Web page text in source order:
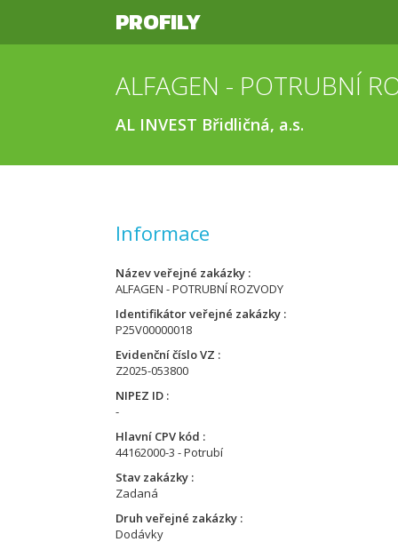
PROFILY
ALFAGEN - POTRUBNÍ
AL INVEST Břidličná, a.s.
Informace
Název veřejné zakázky
ALFAGEN - POTRUBNÍ ROZVODY
Identifikátor veřejné zakázky
P25V00000018
Evidenční číslo VZ
Z2025-053800
NIPEZ ID
-
Hlavní CPV kód
44162000-3 - Potrubí
Stav zakázky
Zadaná
Druh veřejné zakázky
Dodávky